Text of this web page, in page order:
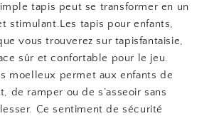
tapis peut se transformer en un
stimulant.Les tapis pour enfants,
vous trouverez sur tapisfantaisie,
sûr et confortable pour le jeu.
moelleux permet aux enfants de
de ramper ou de s’asseoir sans
Ce sentiment de sécurité